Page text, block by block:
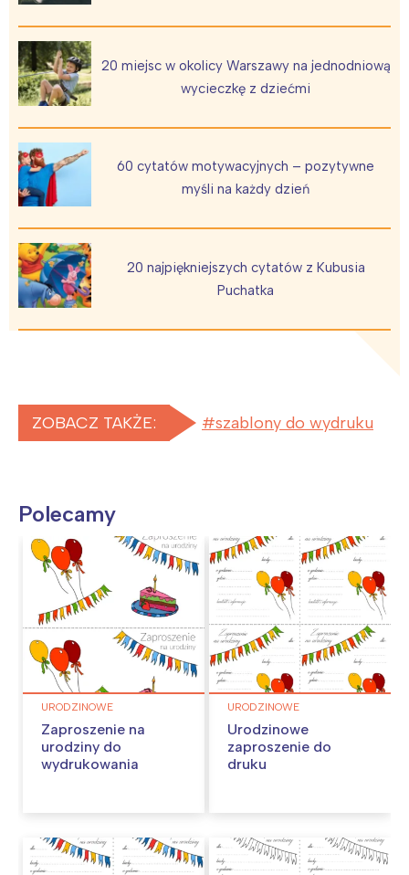
20 miejsc w okolicy Warszawy na jednodniową
wycieczkę z dziećmi
60 cytatów motywacyjnych – pozytywne
myśli na każdy dzień
20 najpiękniejszych cytatów z Kubusia
Puchatka
ZOBACZ TAKŻE: szablony do wydruku
Polecamy
URODZINOWE
Zaproszenie na
urodziny do
wydrukowania
URODZINOWE
Urodzinowe
zaproszenie do
druku
Interesują mnie wydarzenia z
tego regionu:
Warszawa
Trójmiasto
Poznań
Wrocław
Śląsk
Kraków
Wszystkie